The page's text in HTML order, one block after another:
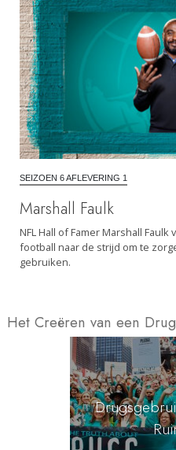
SEIZOEN 6 AFLEVERING 1
Marshall Faulk
NFL Hall of Famer Marshall
football naar de strijd om te
gebruiken.
Het Creëren van een